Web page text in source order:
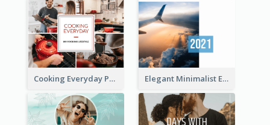
Cooking Everyday Photo Book Elegant Minimalist Everyday Photo Book